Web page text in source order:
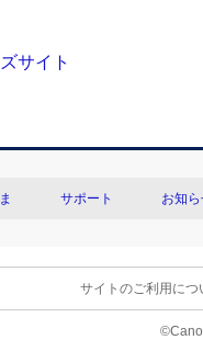
サポート お知
サイトのご利用につ